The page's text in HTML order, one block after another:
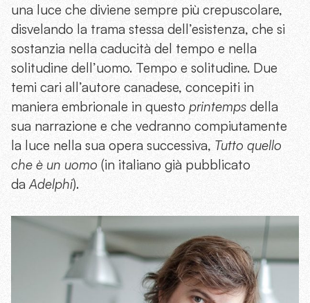
una luce che diviene sempre più crepuscolare,
disvelando la trama stessa dell’esistenza, che si
sostanzia nella caducità del tempo e nella
solitudine dell’uomo. Tempo e solitudine. Due
temi cari all’autore canadese, concepiti in
maniera embrionale in questo printemps della
sua narrazione e che vedranno compiutamente
la luce nella sua opera successiva, Tutto quello
che è un uomo (in italiano già pubblicato
daAdelphi).